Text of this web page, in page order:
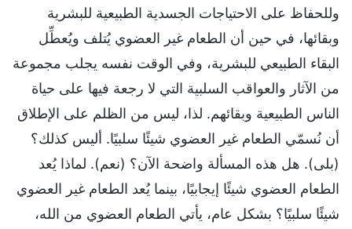
وللحفاظ على الاحتياجات الجسدية الطبيعية للبشرية
وبقائها، في حين أن الطعام غير العضوي يُتلف ويُعطِّل
البقاء الطبيعي للبشرية، وفي الوقت نفسه يجلب مجموعة
من الآثار والعواقب السلبية التي لا رجعة فيها على حياة
الناس الطبيعية وبقائهم. لذا، ليس من الظلم على الإطلاق
أن نُسمّي الطعام غير العضوي شيئًا سلبيًا. أليس كذلك؟
(بلى). هل هذه المسألة واضحة الآن؟ (نعم). لماذا يُعد
الطعام العضوي شيئًا إيجابيًا، بينما يُعد الطعام غير العضوي
شيئًا سلبيًا؟ بشكل عام، يأتي الطعام العضوي من الله،